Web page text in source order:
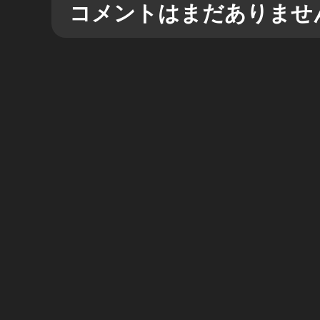
コメントはまだありませ